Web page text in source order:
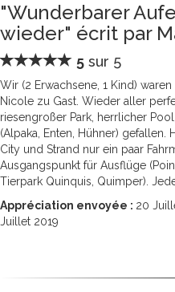
"Wunderbarer
wieder" écrit par
5 sur 5
Wir (2 Erwachsene, 1 Kind)
Nicole zu Gast. Wieder aller
riesengroßer Park, herrlicher
(Alpaka, Enten, Hühner)
City und Strand nur ein paar
Ausgangspunkt für Ausflüge
Tierpark Quinquis, Quimper).
Appréciation envoyée : 20
Juillet 2019